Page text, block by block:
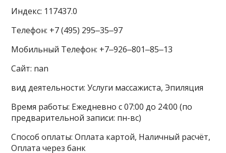
Индекс: 117437.0
Телефон: +7 (495) 295‒35‒97
Мобильный Телефон: +7‒926‒801‒85‒13
Сайт: nan
вид деятельности: Услуги массажиста, Эпиляция
Время работы: Ежедневно с 07:00 до 24:00 (по
предварительной записи: пн-вс)
Способ оплаты: Оплата картой, Наличный расчёт,
Оплата через банк